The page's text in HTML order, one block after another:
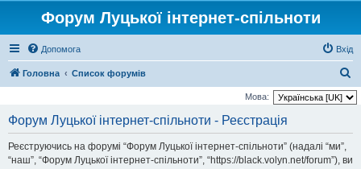
Форум Луцької інтернет-спільноти
Допомога Вхід
Головна Список форумів
о
Мова:
Форум Луцької інтернет-спільноти - Реєстрація
Реєструючись на форумі “Форум Луцької інтернет-спільноти” (надалі “ми”,
“наш”, “Форум Луцької інтернет-спільноти”, “https://black.volyn.net/forum”), ви